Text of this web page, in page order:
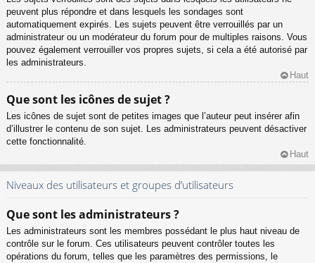
peuvent plus répondre et dans lesquels les sondages sont
automatiquement expirés. Les sujets peuvent être verrouillés par un
administrateur ou un modérateur du forum pour de multiples raisons. Vous
pouvez également verrouiller vos propres sujets, si cela a été autorisé par
les administrateurs.
Haut
Que sont les icônes de sujet ?
Les icônes de sujet sont de petites images que l’auteur peut insérer afin
d’illustrer le contenu de son sujet. Les administrateurs peuvent désactiver
cette fonctionnalité.
Haut
Niveaux des utilisateurs et groupes d’utilisateurs
Que sont les administrateurs ?
Les administrateurs sont les membres possédant le plus haut niveau de
contrôle sur le forum. Ces utilisateurs peuvent contrôler toutes les
opérations du forum, telles que les paramètres des permissions, le